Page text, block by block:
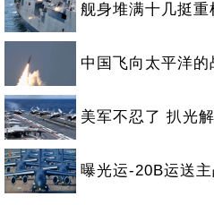
舰身堆满十几挺
中国飞向太平洋
美军不忍了 扒光
曝光运-20B运送